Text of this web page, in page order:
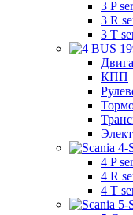
3 P
3 R
3 T
КПП
4 P
4 R
4 T